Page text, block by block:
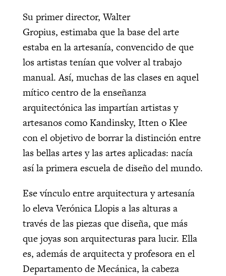
Su primer director, Walter
Gropius, estimaba que la base del arte
estaba en la artesanía, convencido de que
los artistas tenían que volver al trabajo
manual. Así, muchas de las clases en aquel
mítico centro de la enseñanza
arquitectónica las impartían artistas y
artesanos como Kandinsky, Itten o Klee
con el objetivo de borrar la distinción entre
las bellas artes y las artes aplicadas: nacía
así la primera escuela de diseño del mundo.
Ese vínculo entre arquitectura y artesanía
lo eleva Verónica Llopis a las alturas a
través de las piezas que diseña, que más
que joyas son arquitecturas para lucir. Ella
es, además de arquitecta y profesora en el
Departamento de Mecánica, la cabeza